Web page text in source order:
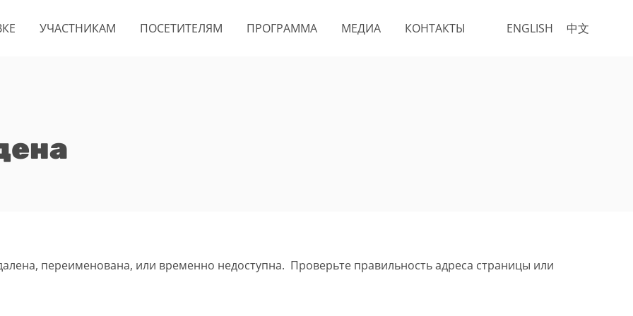
ENGLISH 中文
УЧАСТНИКАМ ПОСЕТИТЕЛЯМ ПРОГРАММА МЕДИА КОНТАКТЫ
переименована, или временно недоступна. Проверьте правильность адреса страницы или